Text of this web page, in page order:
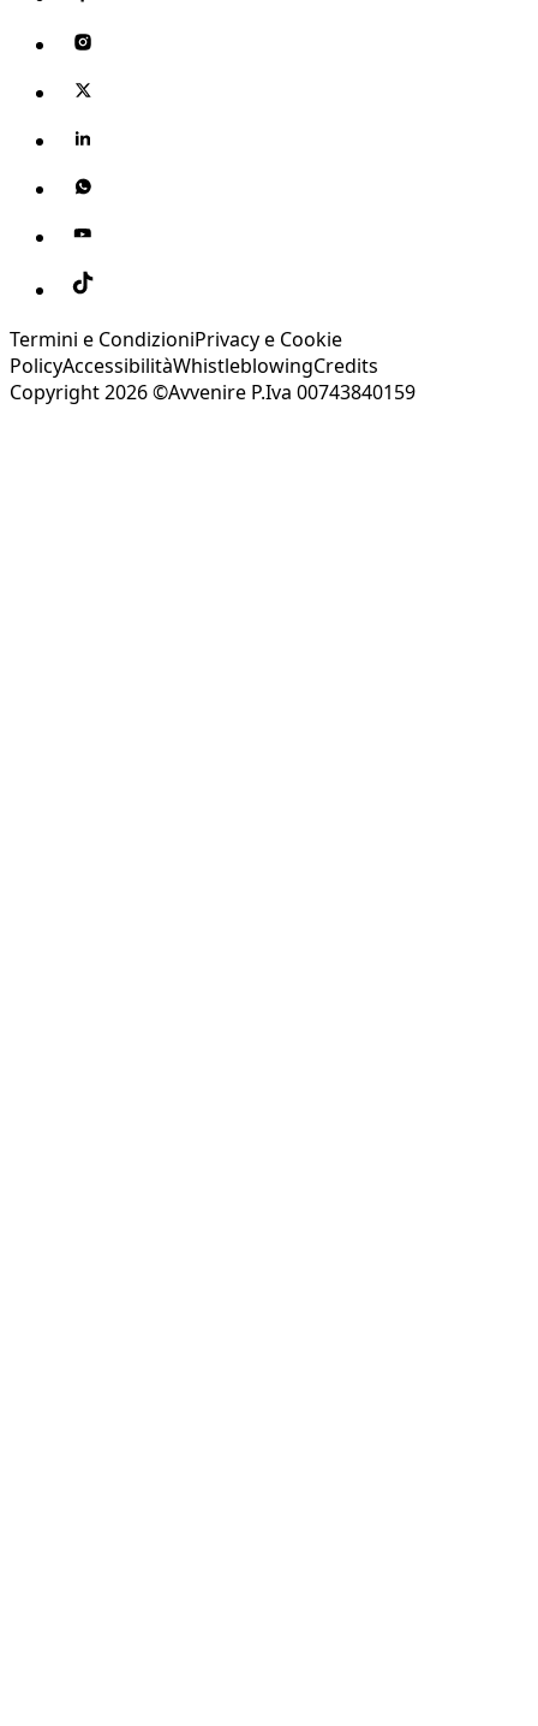
Termini e CondizioniPrivacy e Cookie
PolicyAccessibilitàWhistleblowingCredits
Copyright 2026 ©Avvenire P.Iva 00743840159